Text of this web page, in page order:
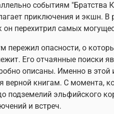
событиям "Братства
приключения и экшн.
он перехитрил самых
опасности, о
Его отчаянные поиски
описаны. Именно в этой
верной книгам. С момента,
подземелий эльфийского
и встреч.